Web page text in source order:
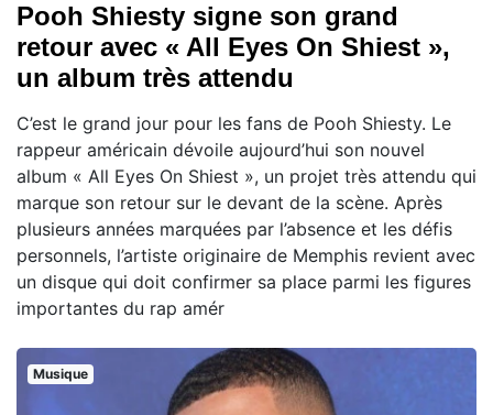
Pooh Shiesty signe son grand
retour avec « All Eyes On Shiest »,
un album très attendu
C’est le grand jour pour les fans de Pooh Shiesty. Le
rappeur américain dévoile aujourd’hui son nouvel
album « All Eyes On Shiest », un projet très attendu qui
marque son retour sur le devant de la scène. Après
plusieurs années marquées par l’absence et les défis
personnels, l’artiste originaire de Memphis revient avec
un disque qui doit confirmer sa place parmi les figures
importantes du rap amér
Musique